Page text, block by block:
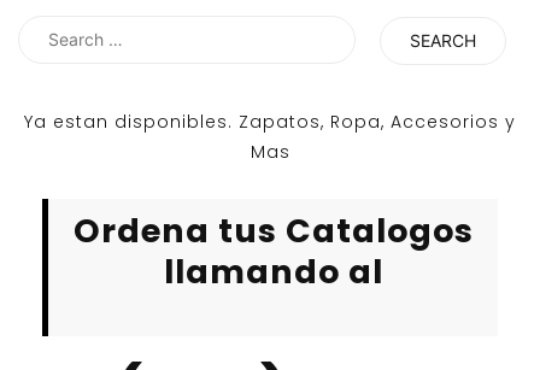
Search
Ya estan disponibles. Zapatos, Ropa, Accesorios y
Mas
Ordena tus Catalogos
llamando al